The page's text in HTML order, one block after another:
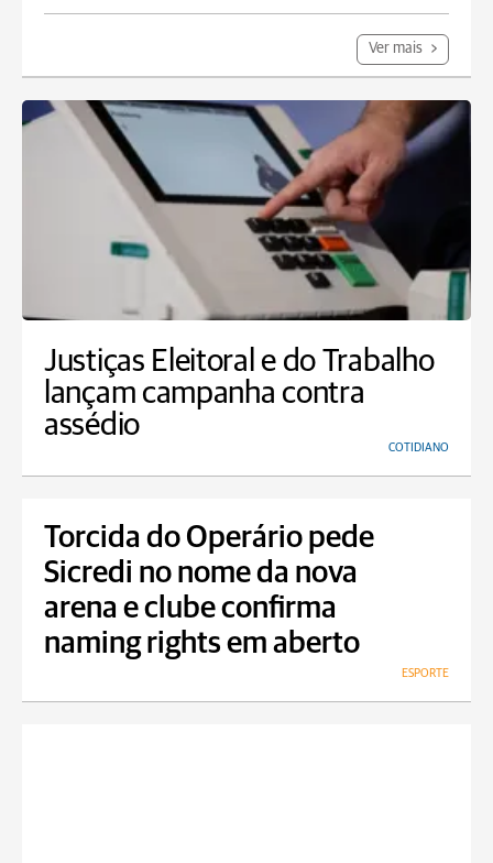
Ver mais
Justiças Eleitoral e do Trabalho
lançam campanha contra
assédio
COTIDIANO
Torcida do Operário pede
Sicredi no nome da nova
arena e clube confirma
naming rights em aberto
ESPORTE